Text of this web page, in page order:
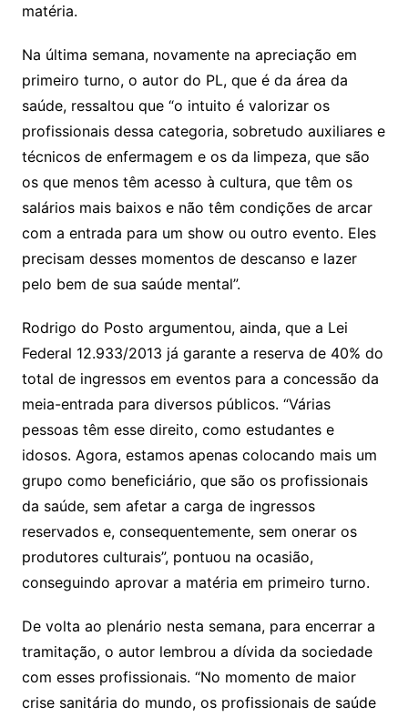
matéria.
Na última semana, novamente na apreciação em
primeiro turno, o autor do PL, que é da área da
saúde, ressaltou que “o intuito é valorizar os
profissionais dessa categoria, sobretudo auxiliares e
técnicos de enfermagem e os da limpeza, que são
os que menos têm acesso à cultura, que têm os
salários mais baixos e não têm condições de arcar
com a entrada para um show ou outro evento. Eles
precisam desses momentos de descanso e lazer
pelo bem de sua saúde mental”.
Rodrigo do Posto argumentou, ainda, que a Lei
Federal 12.933/2013 já garante a reserva de 40% do
total de ingressos em eventos para a concessão da
meia-entrada para diversos públicos. “Várias
pessoas têm esse direito, como estudantes e
idosos. Agora, estamos apenas colocando mais um
grupo como beneficiário, que são os profissionais
da saúde, sem afetar a carga de ingressos
reservados e, consequentemente, sem onerar os
produtores culturais”, pontuou na ocasião,
conseguindo aprovar a matéria em primeiro turno.
De volta ao plenário nesta semana, para encerrar a
tramitação, o autor lembrou a dívida da sociedade
com esses profissionais. “No momento de maior
crise sanitária do mundo, os profissionais de saúde